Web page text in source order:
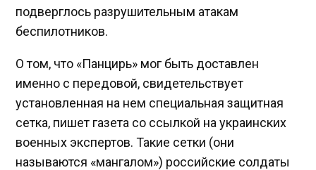
подверглось разрушительным атакам
беспилотников.
О том, что «Панцирь» мог быть доставлен
именно с передовой, свидетельствует
установленная на нем специальная защитная
сетка, пишет газета со ссылкой на украинских
военных экспертов. Такие сетки (они
называются «мангалом») российские солдаты